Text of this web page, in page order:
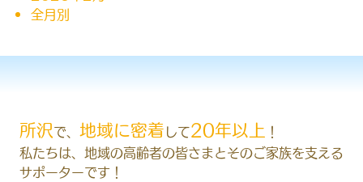
全月別
所沢で、 地域に密着して20年以上 ！
私たちは、地域の高齢者の皆さまとそのご家族を支える
サポーターです！